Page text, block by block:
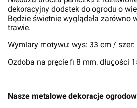
dekoracyjny dodatek do ogrodu o
Będzie świetnie wyglądała zarówno
trawie.
Wymiary motywu: wys: 33 cm / szer:
Ozdoba na pręcie fi 8 mm, długości
Nasze metalowe dekoracje